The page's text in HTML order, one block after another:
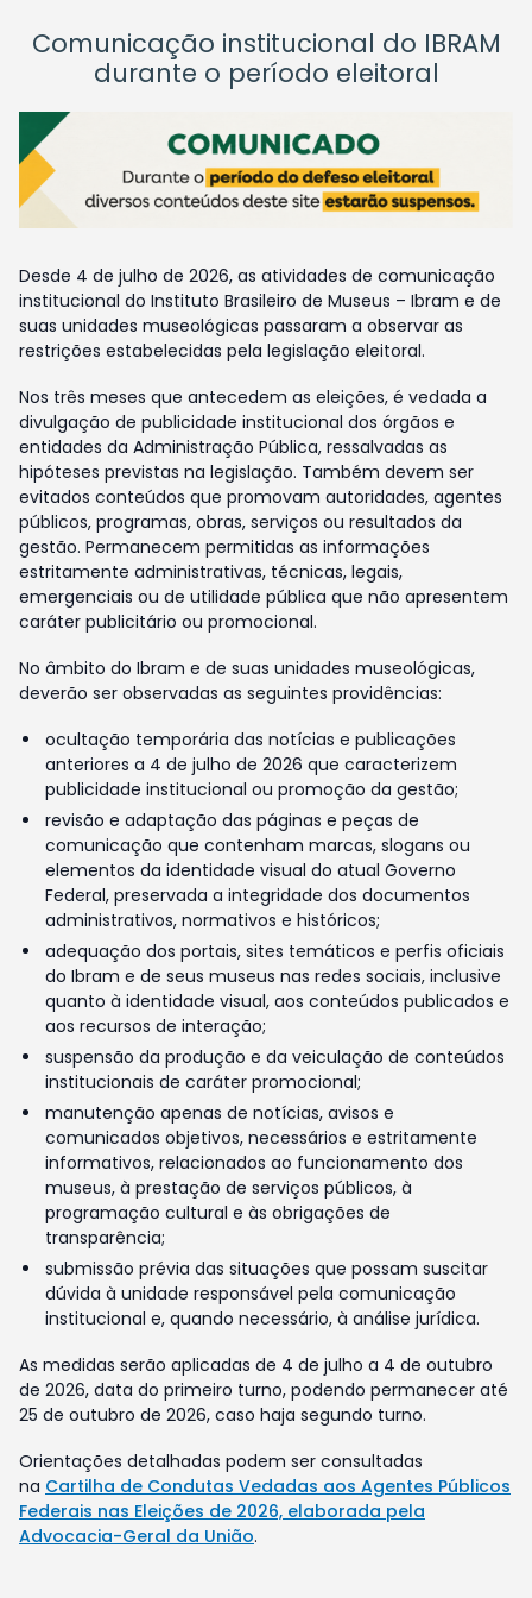
Comunicação institucional do IBRAM
durante o período eleitoral
Desde 4 de julho de 2026, as atividades de comunicação
institucional do Instituto Brasileiro de Museus – Ibram e de
suas unidades museológicas passaram a observar as
restrições estabelecidas pela legislação eleitoral.
Nos três meses que antecedem as eleições, é vedada a
divulgação de publicidade institucional dos órgãos e
entidades da Administração Pública, ressalvadas as
hipóteses previstas na legislação. Também devem ser
evitados conteúdos que promovam autoridades, agentes
públicos, programas, obras, serviços ou resultados da
gestão. Permanecem permitidas as informações
estritamente administrativas, técnicas, legais,
emergenciais ou de utilidade pública que não apresentem
caráter publicitário ou promocional.
No âmbito do Ibram e de suas unidades museológicas,
deverão ser observadas as seguintes providências:
ocultação temporária das notícias e publicações
anteriores a 4 de julho de 2026 que caracterizem
publicidade institucional ou promoção da gestão;
revisão e adaptação das páginas e peças de
comunicação que contenham marcas, slogans ou
elementos da identidade visual do atual Governo
Federal, preservada a integridade dos documentos
administrativos, normativos e históricos;
adequação dos portais, sites temáticos e perfis oficiais
do Ibram e de seus museus nas redes sociais, inclusive
quanto à identidade visual, aos conteúdos publicados e
aos recursos de interação;
suspensão da produção e da veiculação de conteúdos
institucionais de caráter promocional;
manutenção apenas de notícias, avisos e
comunicados objetivos, necessários e estritamente
informativos, relacionados ao funcionamento dos
museus, à prestação de serviços públicos, à
programação cultural e às obrigações de
transparência;
submissão prévia das situações que possam suscitar
dúvida à unidade responsável pela comunicação
institucional e, quando necessário, à análise jurídica.
As medidas serão aplicadas de 4 de julho a 4 de outubro
de 2026, data do primeiro turno, podendo permanecer até
25 de outubro de 2026, caso haja segundo turno.
Orientações detalhadas podem ser consultadas
na Cartilha de Condutas Vedadas aos Agentes Públicos
Federais nas Eleições de 2026, elaborada pela
Advocacia-Geral da União.